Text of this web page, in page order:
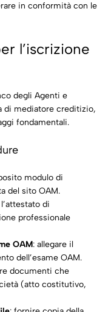
in conformità con le
l’iscrizione
degli Agenti e
di mediatore creditizio,
fondamentali.
modulo di
del sito OAM.
di
professionale
OAM: allegare il
dell’esame OAM.
documenti che
(atto costitutivo,